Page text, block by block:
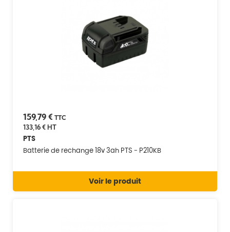
159,79 € TTC
133,16 €HT
PTS
Batterie de rechange 18v 3ah PTS - P210KB
Voir le produit